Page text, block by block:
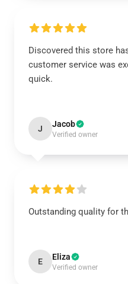
Discovered this store
customer service was
quick.
J Jacob
Verified owner
Outstanding quality for
E Eliza
Verified owner